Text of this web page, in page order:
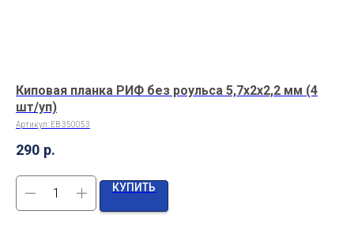
Киповая планка РИФ без роульса 5,7х2х2,2 мм (4
шт/уп)
Артикул: EB 350053
290 р.
КУПИТЬ